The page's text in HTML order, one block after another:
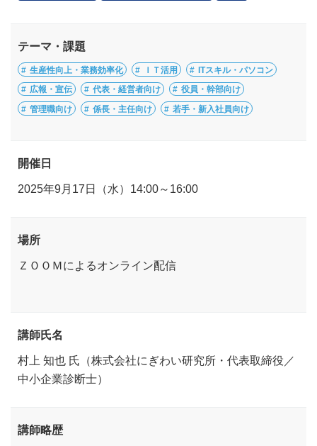
テーマ・課題
生産性向上・業務効率化 ＩＴ活用 ITスキル・パソコン
広報・宣伝 代表・経営者向け 役員・幹部向け
管理職向け 係長・主任向け 若手・新入社員向け
開催日
2025年9月17日（水）14:00～16:00
場所
ＺＯＯＭによるオンライン配信
講師氏名
村上 知也 氏（株式会社にぎわい研究所・代表取締役／
中小企業診断士）
講師略歴